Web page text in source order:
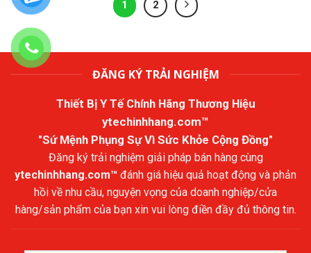
1 2
ĐĂNG KÝ TRẢI NGHIỆM
Thiết Bị Y Tế Chính Hãng Thương Hiệu
ytechinhhang.com™
"Sứ Mệnh Phụng Sự Vì Sức Khỏe Cộng Đồng"
Đăng ký trải nghiệm giải pháp bán hàng cùng
ytechinhhang.com™ đánh giá hiệu quả hoạt động và phản
hồi về nhu cầu, nguyện vọng của doanh nghiệp/cửa
hàng/sản phẩm của bạn xin vui lòng điền đầy đủ thông tin.